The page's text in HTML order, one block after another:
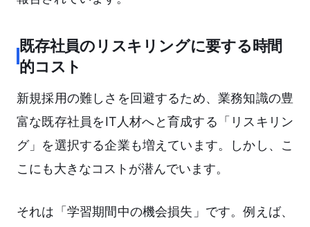
既存社員のリスキリングに要する時間
的コスト
新規採用の難しさを回避するため、業務知識の豊
富な既存社員をIT人材へと育成する「リスキリン
グ」を選択する企業も増えています。しかし、こ
こにも大きなコストが潜んでいます。
それは「学習期間中の機会損失」です。例えば、